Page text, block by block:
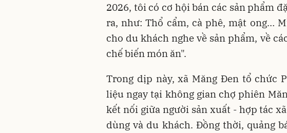
2026, tôi có cơ hội bán các sản phẩm
ra, như: Thổ cẩm, cà phê, mật ong…
cho du khách nghe về sản phẩm, về
chế biến món ăn".
Trong dịp này, xã Măng Đen tổ chức
liệu ngay tại không gian chợ phiên
kết nối giữa người sản xuất - hợp tác
dùng và du khách. Đồng thời, quảng